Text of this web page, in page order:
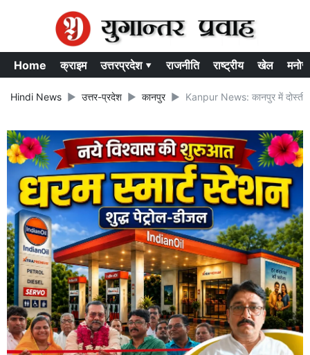
Home क्राइम उत्तरप्रदेश ▾ राजनीति राष्ट्रीय खेल
Hindi News उत्तर-प्रदेश कानपुर Kanpur News: कानपुर में दोस्ती